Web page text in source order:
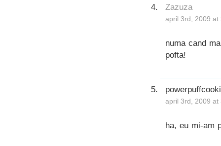
Zazuza
april 3rd, 2009 at
numa cand
pofta!
april 3rd, 2009 at
ha, eu mi-am